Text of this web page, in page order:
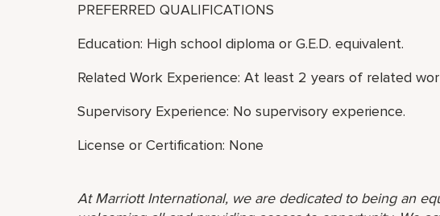
PREFERRED QUALIFICATIONS
Education: High school diploma or G.E.D. equivalent.
Related Work Experience: At least 2 years of related
Supervisory Experience: No supervisory experience.
License or Certification: None
At Marriott International, we are dedicated to being an